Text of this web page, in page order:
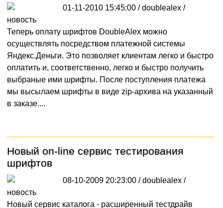
01-11-2010 15:45:00 / doublealex /
новость
Теперь оплату шрифтов DoubleAlex можно
осуществлять посредством платежной системы
Яндекс.Деньги. Это позволяет клиентам легко и быстро
оплатить и, соответственно, легко и быстро получить
выбраные ими шрифты. После поступления платежа
мы высылаем шрифты в виде zip-архива на указанный
в заказе....
Новый on-line сервис тестирования
шрифтов
08-10-2009 20:23:00 / doublealex /
новость
Новый сервис каталога - расширенный тестдрайв